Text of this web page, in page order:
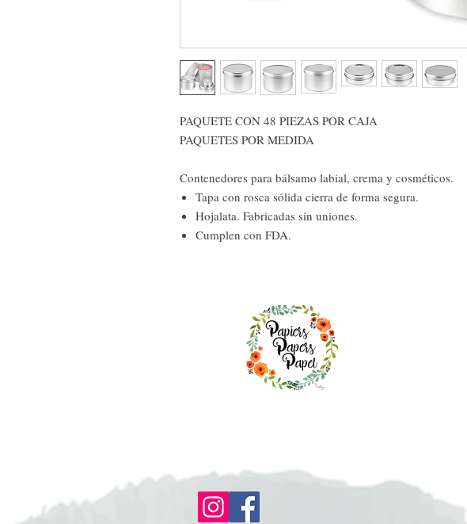
PAQUETE CON 48 PIEZAS POR CAJA
PAQUETES POR MEDIDA
Contenedores para bálsamo labial, crema y cosméticos.
Tapa con rosca sólida cierra de forma segura.
Hojalata. Fabricadas sin uniones.
Cumplen con FDA.